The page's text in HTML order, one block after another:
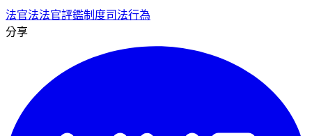
法官法法官評鑑制度司法行為
分享